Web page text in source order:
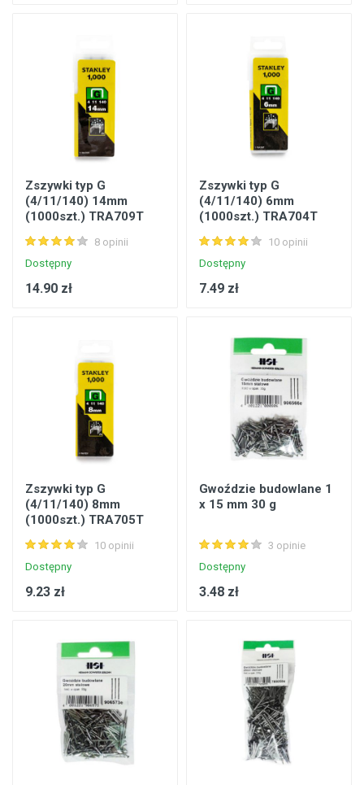
Zszywki typ G
(4/11/140) 14mm
(1000szt.) TRA709T
8 opinii
Dostępny
14.90 zł
Zszywki typ G
(4/11/140) 6mm
(1000szt.) TRA704T
10 opinii
Dostępny
7.49 zł
Zszywki typ G
(4/11/140) 8mm
(1000szt.) TRA705T
10 opinii
Dostępny
9.23 zł
Gwoździe budowlane 1
x 15 mm 30 g
3 opinie
Dostępny
3.48 zł